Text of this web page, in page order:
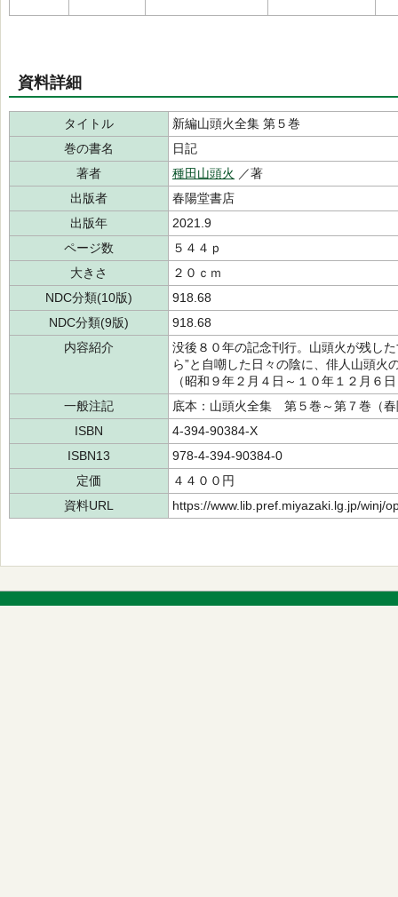
資料詳細
タイトル
新編山頭火全集 第５巻
巻の書名
日記
著者
種田山頭火 ／著
出版者
春陽堂書店
出版年
2021.9
ページ数
５４４ｐ
大きさ
２０ｃｍ
NDC分類(10版)
918.68
NDC分類(9版)
918.68
内容紹介
没後８０年の記念刊行。山頭火が残し
ら”と自嘲した日々の陰に、俳人山頭火
（昭和９年２月４日～１０年１２月６
一般注記
底本：山頭火全集 第５巻～第７巻（
ISBN
4-394-90384-X
ISBN13
978-4-394-90384-0
定価
４４００円
資料URL
https://www.lib.pref.miyazaki.lg.jp/winj/